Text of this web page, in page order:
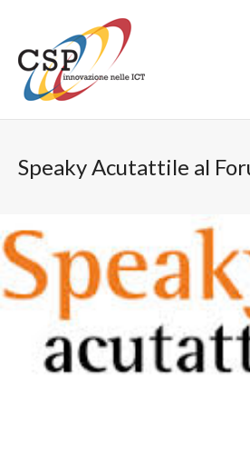
Speaky Acutattile al